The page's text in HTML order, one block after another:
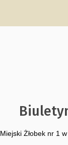
Miejski Żłobek nr 1